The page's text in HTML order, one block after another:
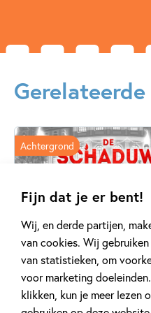
Fijn dat je er bent!
Wij, en derde partijen,
van cookies. Wij
van statistieken, om
voor marketing
klikken, kun je meer lezen
20 APRIL 2026
Oplossing ‘De
puzzel!
Achtergrond